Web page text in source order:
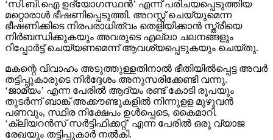
‘സി.ബി.ഐ ഉദ്യോഗസ്ഥന്‍’ എന്ന് പരിചയപ്പെടുത്തിയ
മറ്റൊരാള്‍ ഭീഷണിപ്പെടുത്തി. അറസ്റ്റ് ചെയ്യുമെന്ന
ഭീഷണിക്കിടെ നിരപരാധിത്വം തെളിയിക്കാന്‍ സ്ത്രീയെ
നിര്‍ബന്ധിക്കുകയും അവരുടെ എല്ലാ ചലനങ്ങളും
റിപ്പോര്‍ട്ട് ചെയ്യണമെന്ന് ആവശ്യപ്പെടുകയും ചെയ്തു.
മകന്റെ വിവാഹം അടുത്തുള്ളതിനാല്‍ ഭീതിയില്‍പ്പെട്ട അവര്‍
തട്ടിപ്പുകാരുടെ നിര്‍ദ്ദേശം അനുസരിക്കേണ്ടി വന്നു.
‘ജാമ്യം’ എന്ന പേരില്‍ ആദ്യം രണ്ട് കോടി രൂപയും
തുടര്‍ന്ന് ബാങ്ക് അക്കൗണ്ടുകളില്‍ നിന്നുളള മുഴുവന്‍
പണവും, സ്ഥിര നിക്ഷേപം ഉള്‍പ്പെടെ, കൈമാറി.
‘ക്ലിയറന്‍സ് സര്‍ട്ടിഫിക്കറ്റ്’ എന്ന പേരില്‍ ഒരു വ്യാജ
രേഖയും തട്ടിപ്പുകാര്‍ നല്‍കി.